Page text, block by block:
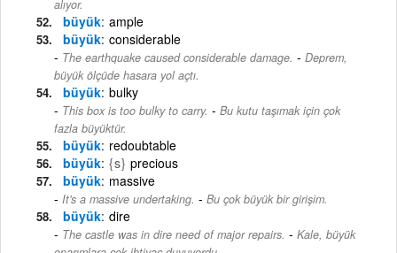
alıyor.
büyük ample
büyük considerable
The earthquake caused considerable damage. - Deprem,
büyük ölçüde hasara yol açtı.
büyük bulky
This box is too bulky to carry. - Bu kutu taşımak için çok
fazla büyüktür.
büyük redoubtable
büyük {s} precious
büyük massive
It's a massive undertaking. - Bu çok büyük bir girişim.
büyük dire
The castle was in dire need of major repairs. - Kale, büyük